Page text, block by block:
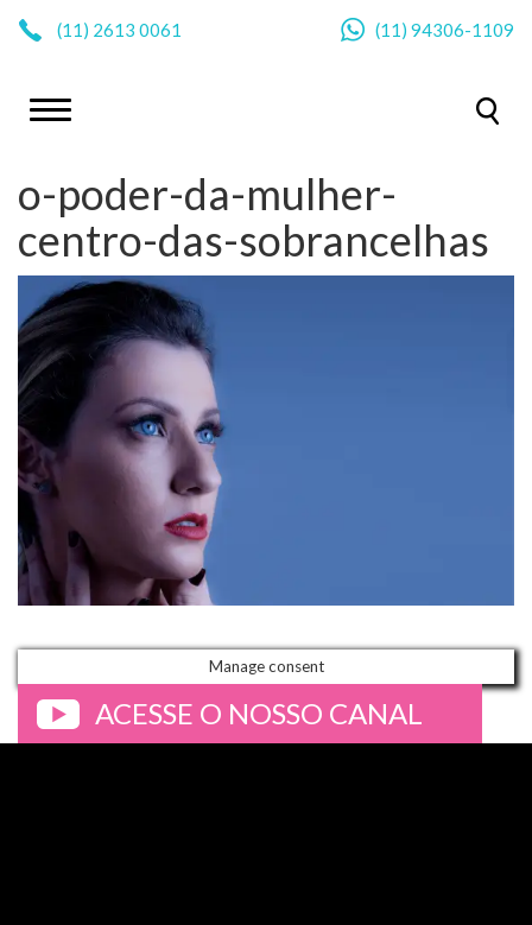
(11) 2613 0061 (11) 94306-1109
o-poder-da-mulher-
centro-das-sobrancelhas
Manage consent
ACESSE O NOSSO CANAL